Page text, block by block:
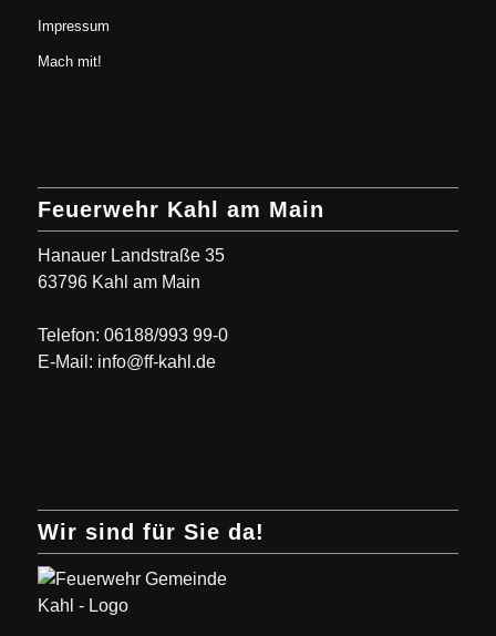
Impressum
Mach mit!
Feuerwehr Kahl am Main
Hanauer Landstraße 35
63796 Kahl am Main
Telefon: 06188/993 99-0
E-Mail: info@ff-kahl.de
Wir sind für Sie da!